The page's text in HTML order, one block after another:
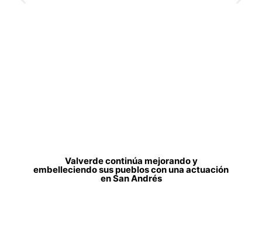
Valverde continúa mejorando y
embelleciendo sus pueblos con una actuación
en San Andrés